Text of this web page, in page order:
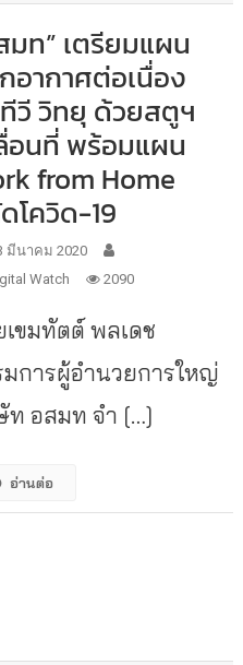
มท” เตรียมแผน
อากาศต่อเนื่อง
วี วิทยุ ด้วยสตูฯ
อนที่ พร้อมแผน
from Home
โควิด-19
มีนาคม 2020
Watch
2090
ขมทัตต์ พลเดช
มการผู้อำนวยการใหญ่
ท อสมท จำ […]
อ่านต่อ